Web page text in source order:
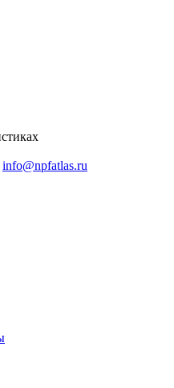
info@npfatlas.ru